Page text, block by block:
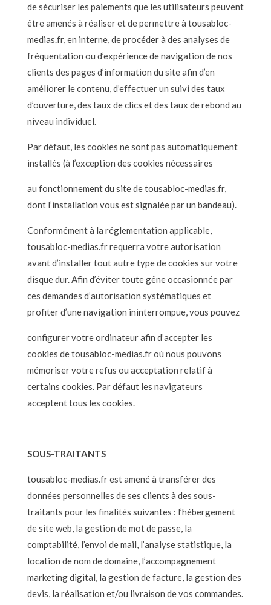
de sécuriser les paiements que les utilisateurs peuvent
être amenés à réaliser et de permettre à tousabloc-
medias.fr, en interne, de procéder à des analyses de
fréquentation ou d’expérience de navigation de nos
clients des pages d’information du site afin d’en
améliorer le contenu, d’effectuer un suivi des taux
d’ouverture, des taux de clics et des taux de rebond au
niveau individuel.
Par défaut, les cookies ne sont pas automatiquement
installés (à l’exception des cookies nécessaires
au fonctionnement du site de tousabloc-medias.fr,
dont l’installation vous est signalée par un bandeau).
Conformément à la réglementation applicable,
tousabloc-medias.fr requerra votre autorisation
avant d’installer tout autre type de cookies sur votre
disque dur. Afin d’éviter toute gêne occasionnée par
ces demandes d’autorisation systématiques et
profiter d’une navigation ininterrompue, vous pouvez
configurer votre ordinateur afin d’accepter les
cookies de tousabloc-medias.fr où nous pouvons
mémoriser votre refus ou acceptation relatif à
certains cookies. Par défaut les navigateurs
acceptent tous les cookies.
SOUS-TRAITANTS
tousabloc-medias.fr est amené à transférer des
données personnelles de ses clients à des sous-
traitants pour les finalités suivantes : l’hébergement
de site web, la gestion de mot de passe, la
comptabilité, l’envoi de mail, l’analyse statistique, la
location de nom de domaine, l’accompagnement
marketing digital, la gestion de facture, la gestion des
devis, la réalisation et/ou livraison de vos commandes.